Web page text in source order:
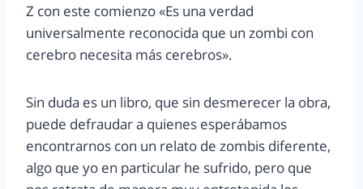
Z con este comienzo «Es una verdad
universalmente reconocida que un zombi con
cerebro necesita más cerebros».
Sin duda es un libro, que sin desmerecer la obra,
puede defraudar a quienes esperábamos
encontrarnos con un relato de zombis diferente,
algo que yo en particular he sufrido, pero que